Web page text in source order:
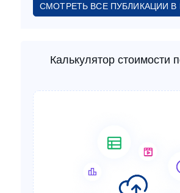
СМОТРЕТЬ ВСЕ ПУБЛИКАЦИИ В
Калькулятор стоимости